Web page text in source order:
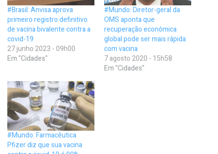
#Brasil: Anvisa aprova
primeiro registro definitivo
de vacina bivalente contra a
covid-19
27 junho 2023 - 09h00
Em "Cidades"
#Mundo: Diretor-geral da
OMS aponta que
recuperação econômica
global pode ser mais rápida
com vacina
7 agosto 2020 - 15h58
Em "Cidades"
#Mundo: Farmacêutica
Pfizer diz que sua vacina